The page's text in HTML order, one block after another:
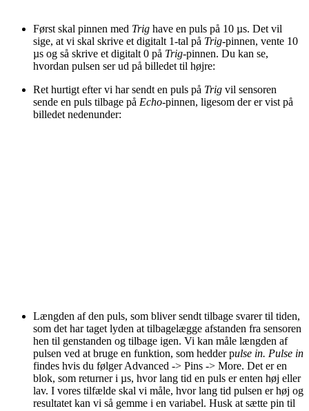
Først skal pinnen med Trig have en puls på 10 µs. Det vil
sige, at vi skal skrive et digitalt 1-tal på Trig-pinnen, vente 10
µs og så skrive et digitalt 0 på Trig-pinnen. Du kan se,
hvordan pulsen ser ud på billedet til højre:
Ret hurtigt efter vi har sendt en puls på Trig vil sensoren
sende en puls tilbage på Echo-pinnen, ligesom der er vist på
billedet nedenunder:
Længden af den puls, som bliver sendt tilbage svarer til tiden,
som det har taget lyden at tilbagelægge afstanden fra sensoren
hen til genstanden og tilbage igen. Vi kan måle længden af
pulsen ved at bruge en funktion, som hedder pulse in. Pulse in
findes hvis du følger Advanced -> Pins -> More. Det er en
blok, som returner i µs, hvor lang tid en puls er enten høj eller
lav. I vores tilfælde skal vi måle, hvor lang tid pulsen er høj og
resultatet kan vi så gemme i en variabel. Husk at sætte pin til